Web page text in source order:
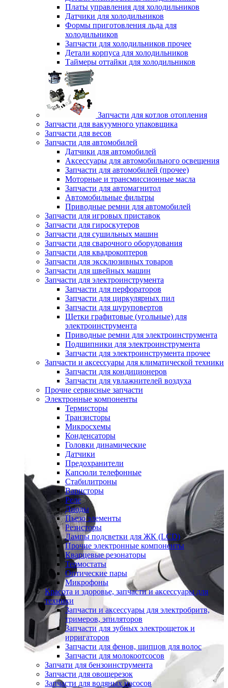
Платы управления для холодильников
Датчики для холодильников
Формы приготовления льда для
холодильников
Запчасти для холодильников прочее
Детали корпуса для холодильников
Таймеры оттайки для холодильников
Запчасти для котлов отопления
Запчасти для вакуумного упаковщика
Запчасти для весов
Запчасти для автомобилей
Датчики для автомобилей
Аксессуары для автомобильного освещения
Запчасти для автомобилей (прочее)
Моторные и трансмиссионные масла
Запчасти для автомагнитол
Автомобильные фильтры
Приводные ремни для автомобилей
Запчасти для игровых приставок
Запчасти для гироскутеров
Запчасти для сушильных машин
Запчасти для сварочного оборудования
Запчасти для квадрокоптеров
Запчасти для эксклюзивных товаров
Запчасти для швейных машин
Запчасти для электроинструмента
Запчасти для перфораторов
Запчасти для циркулярных пил
Запчасти для шуруповертов
Щетки графитовые (угольные) для
электроинструмента
Приводные ремни для электроинструмента
Подшипники для электроинструмента
Запчасти для электроинструмента прочее
Запчасти и аксессуары для климатической техники
Запчасти для кондиционеров
Запчасти для увлажнителей воздуха
Прочие сервисные запчасти
Электронные компоненты
Термисторы
Транзисторы
Микросхемы
Конденсаторы
Головки динамические
Датчики
Предохранители
Капсюли телефонные
Стабилитроны
Варисторы
Реле
Диоды
Пьезо элементы
Резисторы
Лампы подсветки для ЖК (LCD)
Прочие электронные компоненты
Кварцевые резонаторы
Термостаты
Оптические пары
Микрофоны
Красота и здоровье, запчасти и аксессуары для
техники
Запчасти и аксессуары для электробритв,
тримеров, эпиляторов
Запчасти для зубных электрощеток и
ирригаторов
Запчасти для фенов, щипцов для волос
Запчасти для молокоотсосов
Запчати для бензоинструмента
Запчасти для овощерезок
Запчасти для водяных насосов